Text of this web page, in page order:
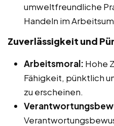
umweltfreundliche
Handeln im
Zuverlässigkeit und
Arbeitsmoral: Hohe
Fähigkeit, pünktlich
zu erscheinen.